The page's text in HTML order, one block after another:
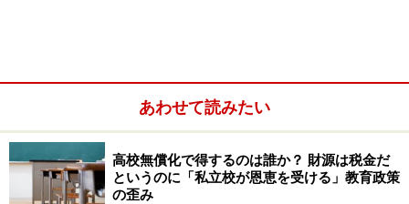
あわせて読みたい
高校無償化で得するのは誰か？ 財源は税金だ
というのに「私立校が恩恵を受ける」教育政策
の歪み